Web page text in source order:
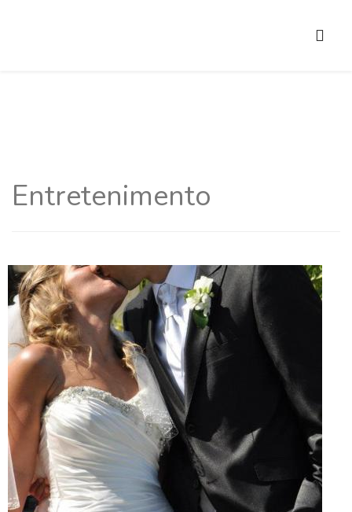
Entretenimento